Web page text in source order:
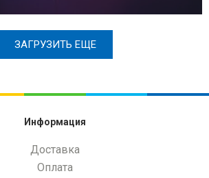
ЗАГРУЗИТЬ ЕЩЕ
Информация
Доставка
Оплата